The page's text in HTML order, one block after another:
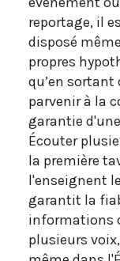
reportage, il
disposé
propres
qu’en
parvenir à la
garantie
Écouter
la première
l'enseignent
garantit la
informations
plusieurs